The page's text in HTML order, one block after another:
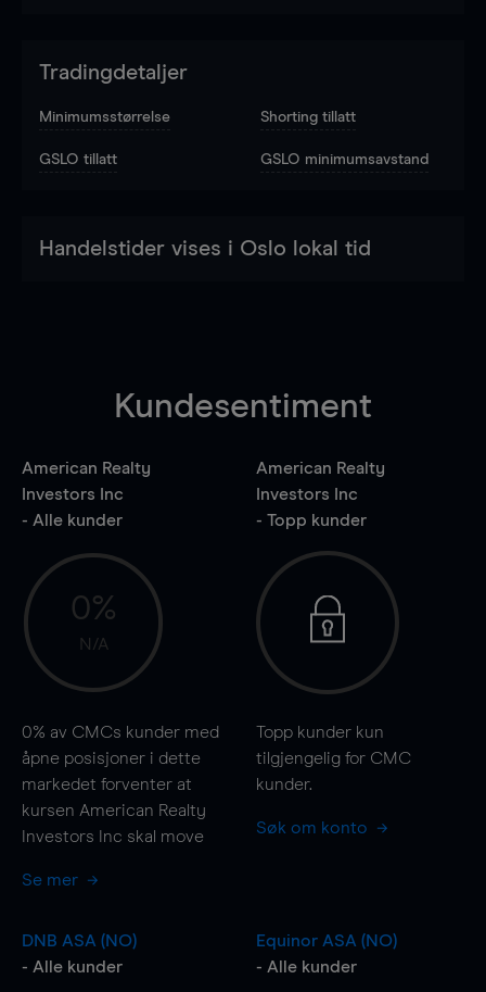
Tradingdetaljer
Minimumsstørrelse Shorting tillatt
GSLO tillatt GSLO minimumsavstand
Handelstider vises i Oslo lokal tid
Kundesentiment
American Realty
Investors Inc
- Alle kunder
0%
N/A
0% av CMCs kunder med
åpne posisjoner i dette
markedet forventer at
kursen American Realty
Investors Inc skal move
Se mer
American Realty
Investors Inc
- Topp kunder
Topp kunder kun
tilgjengelig for CMC
kunder.
Søk om konto
DNB ASA (NO)
- Alle kunder
Equinor ASA (NO)
- Alle kunder